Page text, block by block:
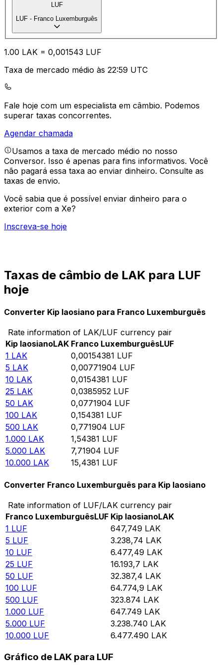
LUF
LUF - Franco Luxemburguês
1.00 LAK = 0,001543 LUF
Taxa de mercado médio às 22:59 UTC
Fale hoje com um especialista em câmbio. Podemos
superar taxas concorrentes.
Agendar chamada
Usamos a taxa de mercado médio no nosso
Conversor. Isso é apenas para fins informativos. Você
não pagará essa taxa ao enviar dinheiro. Consulte as
taxas de envio.
Você sabia que é possível enviar dinheiro para o
exterior com a Xe?
Inscreva-se hoje
Taxas de câmbio de LAK para LUF
hoje
Converter Kip laosiano para Franco Luxemburguês
Rate information of LAK/LUF currency pair
Kip laosianoLAK Franco LuxemburguêsLUF
1 LAK 0,00154381 LUF
5 LAK 0,00771904 LUF
10 LAK 0,0154381 LUF
25 LAK 0,0385952 LUF
50 LAK 0,0771904 LUF
100 LAK 0,154381 LUF
500 LAK 0,771904 LUF
1.000 LAK 1,54381 LUF
5.000 LAK 7,71904 LUF
10.000 LAK 15,4381 LUF
Converter Franco Luxemburguês para Kip laosiano
Rate information of LUF/LAK currency pair
Franco LuxemburguêsLUF Kip laosianoLAK
1 LUF 647,749 LAK
5 LUF 3.238,74 LAK
10 LUF 6.477,49 LAK
25 LUF 16.193,7 LAK
50 LUF 32.387,4 LAK
100 LUF 64.774,9 LAK
500 LUF 323.874 LAK
1.000 LUF 647.749 LAK
5.000 LUF 3.238.740 LAK
10.000 LUF 6.477.490 LAK
Gráfico de LAK para LUF